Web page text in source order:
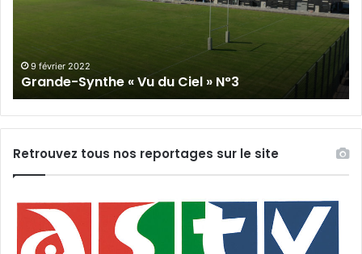
9 février 2022
Grande-Synthe « Vu du Ciel » N°3
Retrouvez tous nos reportages sur le site